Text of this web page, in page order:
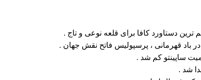
دستاورد کافا برای قلعه نوعی و تاج .
در باد قهرمانی ، پرسپولیس فاتح نقش جهان .
ساپینتو کم شد .
شد .